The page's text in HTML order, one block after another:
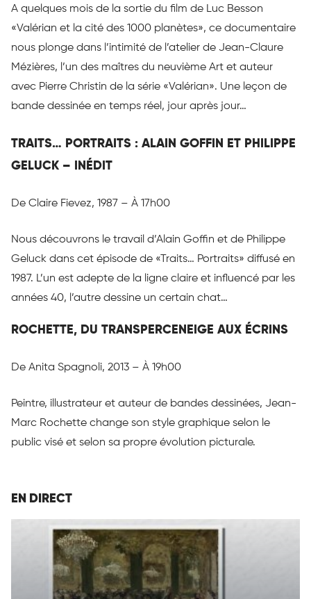
A quelques mois de la sortie du film de Luc Besson
«Valérian et la cité des 1000 planètes», ce documentaire
nous plonge dans l’intimité de l’atelier de Jean-Claure
Mézières, l’un des maîtres du neuvième Art et auteur
avec Pierre Christin de la série «Valérian». Une leçon de
bande dessinée en temps réel, jour après jour…
TRAITS… PORTRAITS : ALAIN GOFFIN ET PHILIPPE
GELUCK – INÉDIT
De Claire Fievez, 1987 – À 17h00
Nous découvrons le travail d’Alain Goffin et de Philippe
Geluck dans cet épisode de «Traits… Portraits» diffusé en
1987. L’un est adepte de la ligne claire et influencé par les
années 40, l’autre dessine un certain chat…
ROCHETTE, DU TRANSPERCENEIGE AUX ÉCRINS
De Anita Spagnoli, 2013 – À 19h00
Peintre, illustrateur et auteur de bandes dessinées, Jean-
Marc Rochette change son style graphique selon le
public visé et selon sa propre évolution picturale.
EN DIRECT